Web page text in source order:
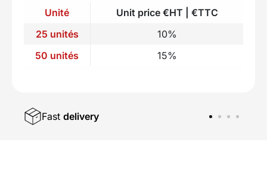
Unité
Unit price €HT | €TTC
25 unités
10%
50 unités
15%
Fast delivery